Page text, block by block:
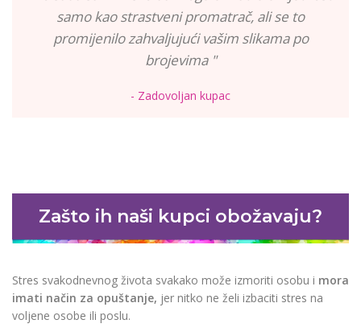
samo kao strastveni promatrač, ali se to
promijenilo zahvaljujući vašim slikama po
brojevima "
- Zadovoljan kupac
Zašto ih naši kupci obožavaju?
Stres svakodnevnog života svakako može izmoriti osobu i mora
imati način za opuštanje, jer nitko ne želi izbaciti stres na
voljene osobe ili poslu.